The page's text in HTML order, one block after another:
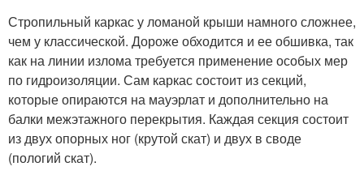
Стропильный каркас у ломаной крыши намного сложнее,
чем у классической. Дороже обходится и ее обшивка, так
как на линии излома требуется применение особых мер
по гидроизоляции. Сам каркас состоит из секций,
которые опираются на мауэрлат и дополнительно на
балки межэтажного перекрытия. Каждая секция состоит
из двух опорных ног (крутой скат) и двух в своде
(пологий скат).